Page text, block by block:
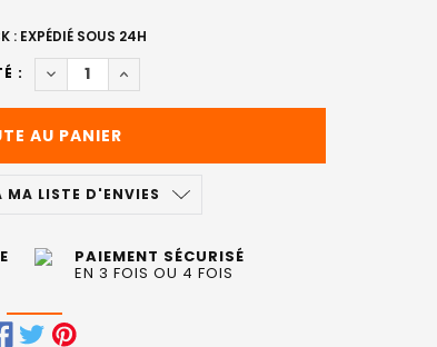
: EXPÉDIÉ SOUS 24H
:
DIMINUER LA QUANTITÉ DE SÉRUM RETINOL
AUGMENTER LA QUANTITÉ DE SÉRUM
LISTE D'ENVIES
PAIEMENT SÉCURISÉ
EN 3 FOIS OU 4 FOIS